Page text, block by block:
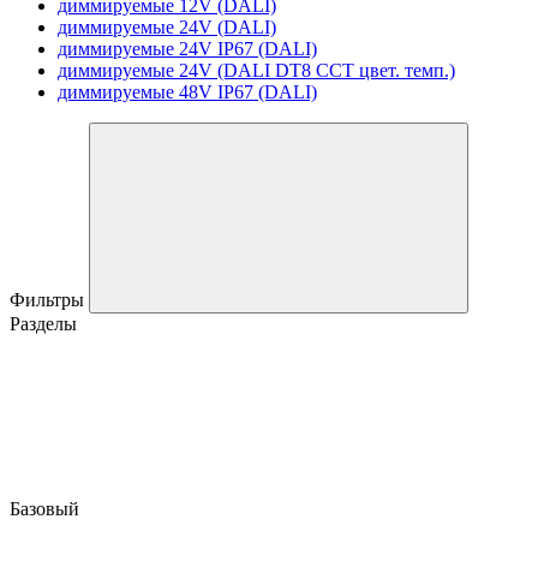
диммируемые 12V (DALI)
диммируемые 24V (DALI)
диммируемые 24V IP67 (DALI)
диммируемые 24V (DALI DT8 CCT цвет. темп.)
диммируемые 48V IP67 (DALI)
Фильтры
Разделы
Базовый